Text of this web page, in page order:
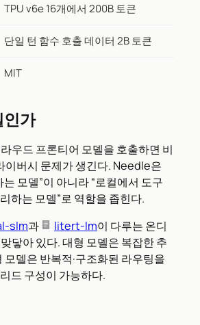
TPU v6e 16개에서 200B 토큰
단일 턴 함수 호출 데이터 2B 토큰
MIT
인가
우드 프론티어 모델을 호출하면 비
이버시 문제가 생긴다. Needle은
모델”이 아니라 “로컬에서 도구
하는 모델”로 역할을 좁힌다.
slm과 litert-lm이 다루는 온디
닿아 있다. 대형 모델은 복잡한 추
모델은 반복적·구조화된 라우팅을
드 구성이 가능하다.